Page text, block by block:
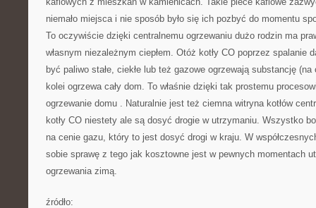
niemało miejsca i nie sposób było się ich pozbyć do momentu
To oczywiście dzięki centralnemu ogrzewaniu dużo rodzin ma
własnym niezależnym ciepłem. Otóż kotły CO poprzez spalanie
być paliwo stałe, ciekłe lub też gazowe ogrzewają substancję
kolei ogrzewa cały dom. To właśnie dzięki tak prostemu
ogrzewanie domu . Naturalnie jest też ciemna witryna kotłów
kotły CO niestety ale są dosyć drogie w utrzymaniu. Wszystko
na cenie gazu, który to jest dosyć drogi w kraju. W
sobie sprawę z tego jak kosztowne jest w pewnych momentach
ogrzewania zimą.
źródło: